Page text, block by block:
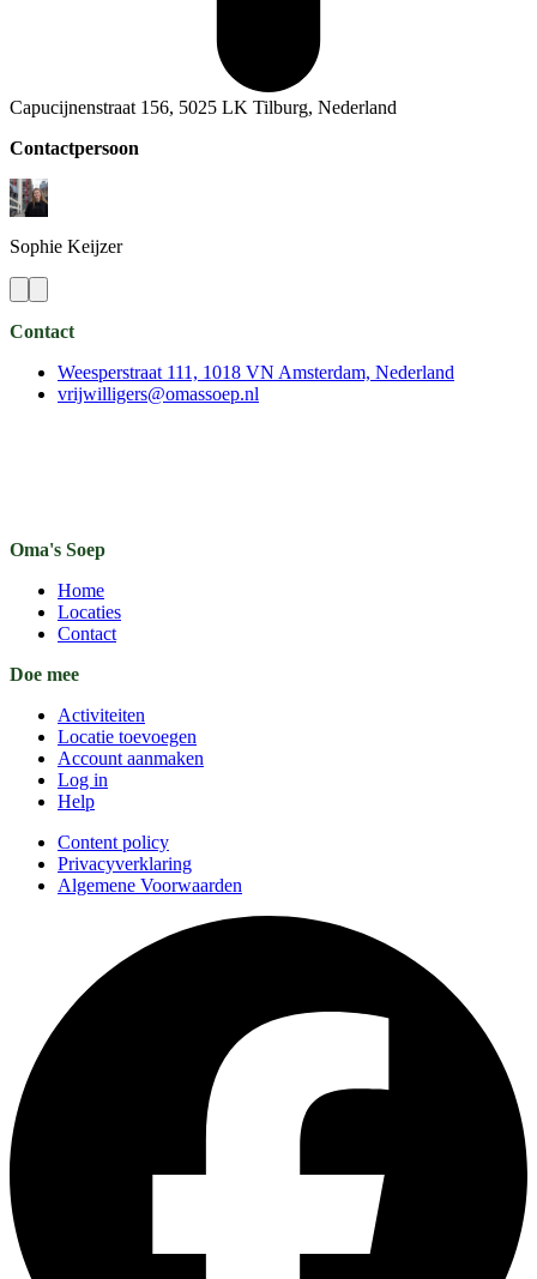
Capucijnenstraat 156, 5025 LK Tilburg, Nederland
Contactpersoon
Sophie Keijzer
Contact
Weesperstraat 111, 1018 VN Amsterdam, Nederland
vrijwilligers@omassoep.nl
Oma's Soep
Home
Locaties
Contact
Doe mee
Activiteiten
Locatie toevoegen
Account aanmaken
Log in
Help
Content policy
Privacyverklaring
Algemene Voorwaarden